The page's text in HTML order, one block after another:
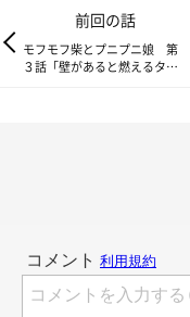
前回の話
モフモフ柴とプニプニ娘 第
３話「壁があると燃えるタロ